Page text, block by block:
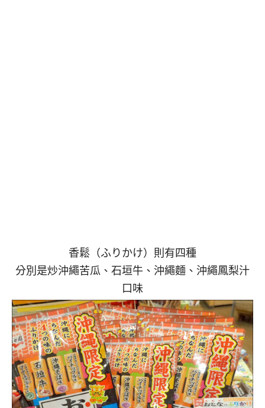
香鬆（ふりかけ）則有四種
分別是炒沖繩苦瓜、石垣牛、沖繩麵、沖繩鳳梨汁
口味